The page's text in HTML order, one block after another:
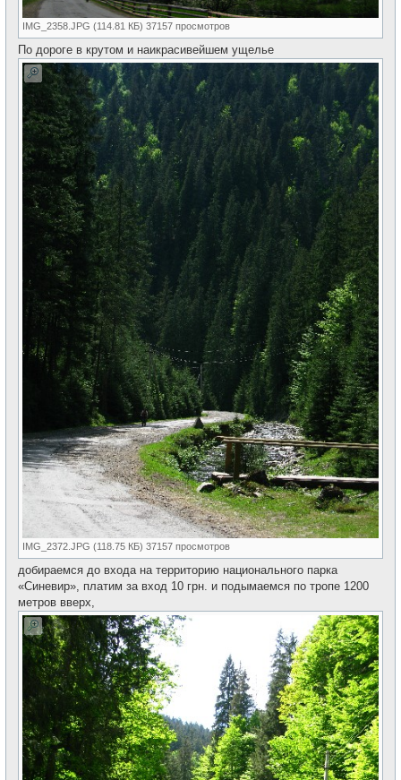
IMG_2358.JPG (114.81 КБ) 37157 просмотров
По дороге в крутом и наикрасивейшем ущелье
IMG_2372.JPG (118.75 КБ) 37157 просмотров
добираемся до входа на территорию национального парка
«Синевир», платим за вход 10 грн. и подымаемся по тропе 1200
метров вверх,